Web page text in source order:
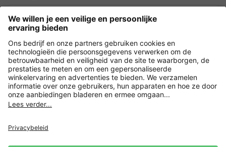
Nederland
Payment and Delivery
Versleuteling met